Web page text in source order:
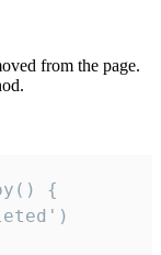
from the page.
{